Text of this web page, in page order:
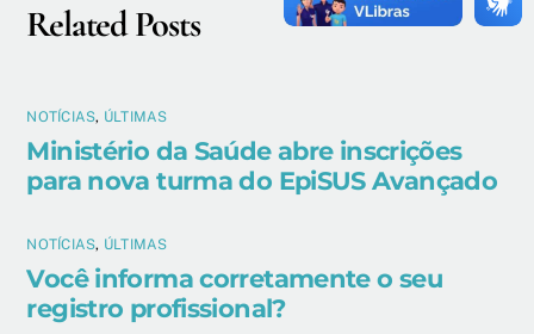
Related Posts
NOTÍCIAS, ÚLTIMAS
Ministério da Saúde abre inscrições
para nova turma do EpiSUS Avançado
NOTÍCIAS, ÚLTIMAS
Você informa corretamente o seu
registro profissional?